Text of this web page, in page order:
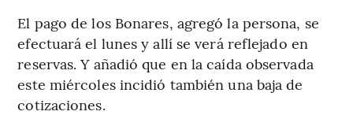
El pago de los Bonares, agregó la persona, se
efectuará el lunes y allí se verá reflejado en
reservas. Y añadió que en la caída observada
este miércoles incidió también una baja de
cotizaciones.